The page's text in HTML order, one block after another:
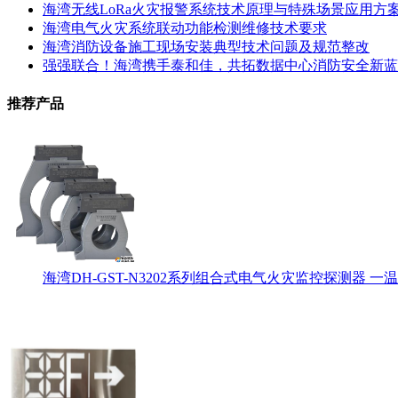
海湾无线LoRa火灾报警系统技术原理与特殊场景应用方
海湾电气火灾系统联动功能检测维修技术要求
海湾消防设备施工现场安装典型技术问题及规范整改
强强联合！海湾携手泰和佳，共拓数据中心消防安全新
推荐产品
海湾DH-GST-N3202系列组合式电气火灾监控探测器 一温